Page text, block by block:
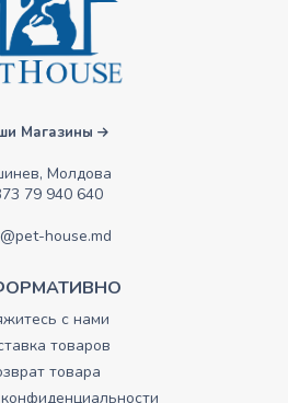
Магазины
Молдова
79 940 640
house.md
с нами
товаров
товара